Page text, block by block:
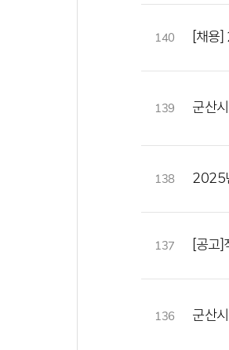
140 [채용]
139 군산
138 2025
137 [공고]
136 군산